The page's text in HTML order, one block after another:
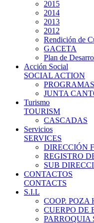
2015
2014
2013
2012
Rendición de
GACETA
Plan de
Acción Social
SOCIAL ACTION
PROGRAMAS
JUNTA
Turismo
TOURISM
CASCADAS
Servicios
SERVICES
DIRECCIÓN
REGISTRO
SUB
CONTACTOS
CONTACTS
S.I.L
COOP. POZA
CUERPO DE
PARROQUIA